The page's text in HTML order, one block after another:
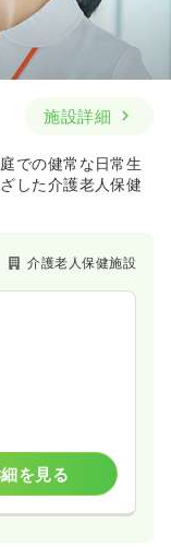
施設詳細
での健常な日常生
した介護老人保健
介護老人保健施設
を見る